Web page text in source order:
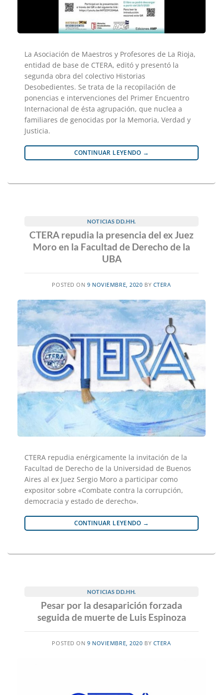
La Asociación de Maestros y Profesores de La Rioja,
entidad de base de CTERA, editó y presentó la
segunda obra del colectivo Historias
Desobedientes. Se trata de la recopilación de
ponencias e intervenciones del Primer Encuentro
Internacional de ésta agrupación, que nuclea a
familiares de genocidas por la Memoria, Verdad y
Justicia.
CONTINUAR LEYENDO →
NOTICIAS DD.HH.
CTERA repudia la presencia del ex Juez
Moro en la Facultad de Derecho de la
UBA
POSTED ON 9 NOVIEMBRE, 2020 BY CTERA
CTERA repudia enérgicamente la invitación de la
Facultad de Derecho de la Universidad de Buenos
Aires al ex Juez Sergio Moro a participar como
expositor sobre «Combate contra la corrupción,
democracia y estado de derecho».
CONTINUAR LEYENDO →
NOTICIAS DD.HH.
Pesar por la desaparición forzada
seguida de muerte de Luis Espinoza
POSTED ON 9 NOVIEMBRE, 2020 BY CTERA